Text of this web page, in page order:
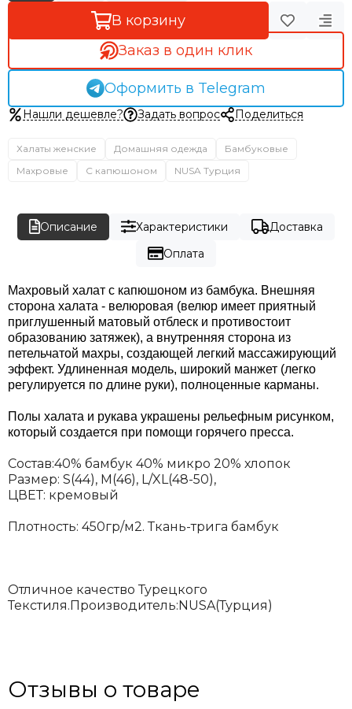
В корзину
Заказ в один клик
Оформить в Telegram
Нашли дешевле? Задать вопрос Поделиться
Халаты женские Домашняя одежда
Бамбуковые
Махровые
С капюшоном NUSA Турция
Описание Характеристики
Доставка
Оплата
Махровый халат с капюшоном из бамбука. Внешняя
сторона халата - велюровая (велюр имеет приятный
приглушенный матовый отблеск и противостоит
образованию затяжек), а внутренняя сторона из
петельчатой махры, создающей легкий массажирующий
эффект. Удлиненная модель, широкий манжет (легко
регулируется по длине руки), полноценные карманы.
Полы халата и рукава украшены рельефным рисунком,
который создается при помощи горячего пресса.
Состав:40% бамбук 40% микро 20% хлопок
Размер: S(44), M(46), L/XL(48-50),
ЦВЕТ: кремовый
Плотность: 450гр/м2. Ткань-трига бамбук
Отличное качество Турецкого
Текстиля.Производитель:NUSA(Турция)
Отзывы о товаре